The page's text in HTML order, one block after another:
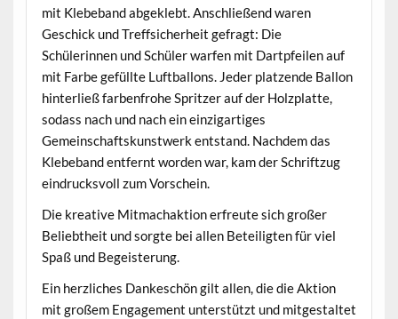
mit Klebeband abgeklebt. Anschließend waren
Geschick und Treffsicherheit gefragt: Die
Schülerinnen und Schüler warfen mit Dartpfeilen auf
mit Farbe gefüllte Luftballons. Jeder platzende Ballon
hinterließ farbenfrohe Spritzer auf der Holzplatte,
sodass nach und nach ein einzigartiges
Gemeinschaftskunstwerk entstand. Nachdem das
Klebeband entfernt worden war, kam der Schriftzug
eindrucksvoll zum Vorschein.
Die kreative Mitmachaktion erfreute sich großer
Beliebtheit und sorgte bei allen Beteiligten für viel
Spaß und Begeisterung.
Ein herzliches Dankeschön gilt allen, die die Aktion
mit großem Engagement unterstützt und mitgestaltet